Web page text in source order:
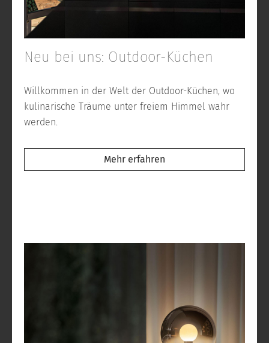
Neu bei uns: Outdoor-Küchen
Willkommen in der Welt der Outdoor-Küchen, wo
kulinarische Träume unter freiem Himmel wahr
werden.
Mehr erfahren